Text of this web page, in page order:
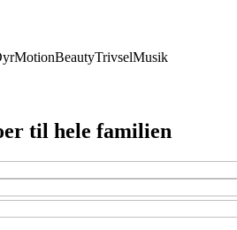
MotionBeautyTrivselMusik
til hele familien